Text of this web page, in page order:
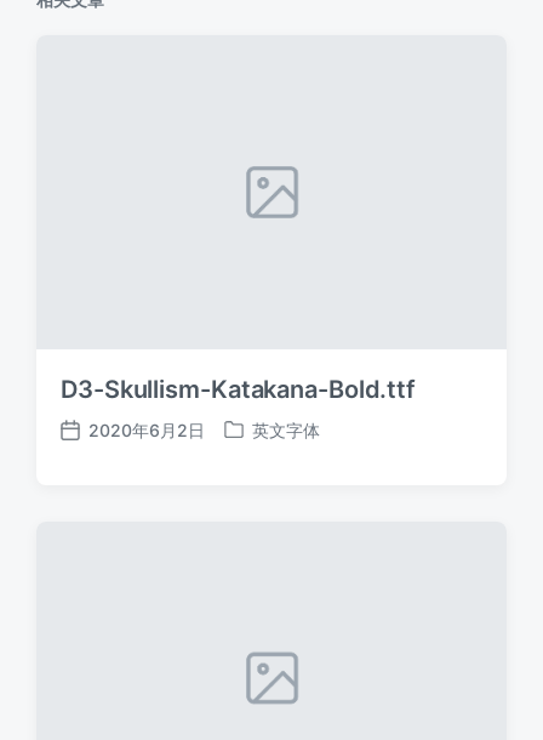
D3-Skullism-Katakana-Bold.ttf
发
2020年6月2日
发
英文字体